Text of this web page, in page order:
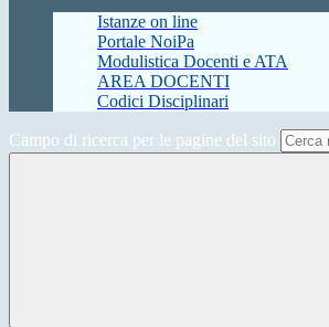
Istanze on line
Portale NoiPa
Modulistica Docenti e ATA
AREA DOCENTI
Codici Disciplinari
Campo di ricerca per le pagine del sito